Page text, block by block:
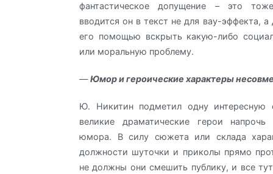
фантастическое допущение – это
вводится он в текст не для вау-эффекта, а
его помощью вскрыть какую-либо
или моральную проблему.
—Юмор и героические характеры
Ю. Никитин подметил одну интересную
великие драматические герои
юмора. В силу сюжета или склада
должности шуточки и приколы прямо
не должны они смешить публику, и все